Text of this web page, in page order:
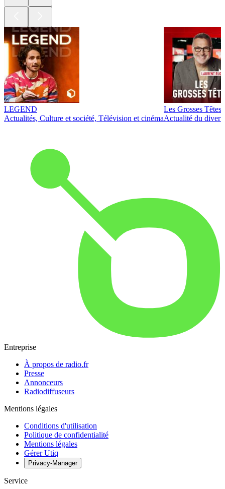
LEGEND
Actualités, Culture et société, Télévision et cinéma
Les Grosses Têtes
Actualité du
Entreprise
À propos de radio.fr
Presse
Annonceurs
Radiodiffuseurs
Mentions légales
Conditions d'utilisation
Politique de confidentialité
Mentions légales
Gérer Utiq
Privacy-Manager
Service